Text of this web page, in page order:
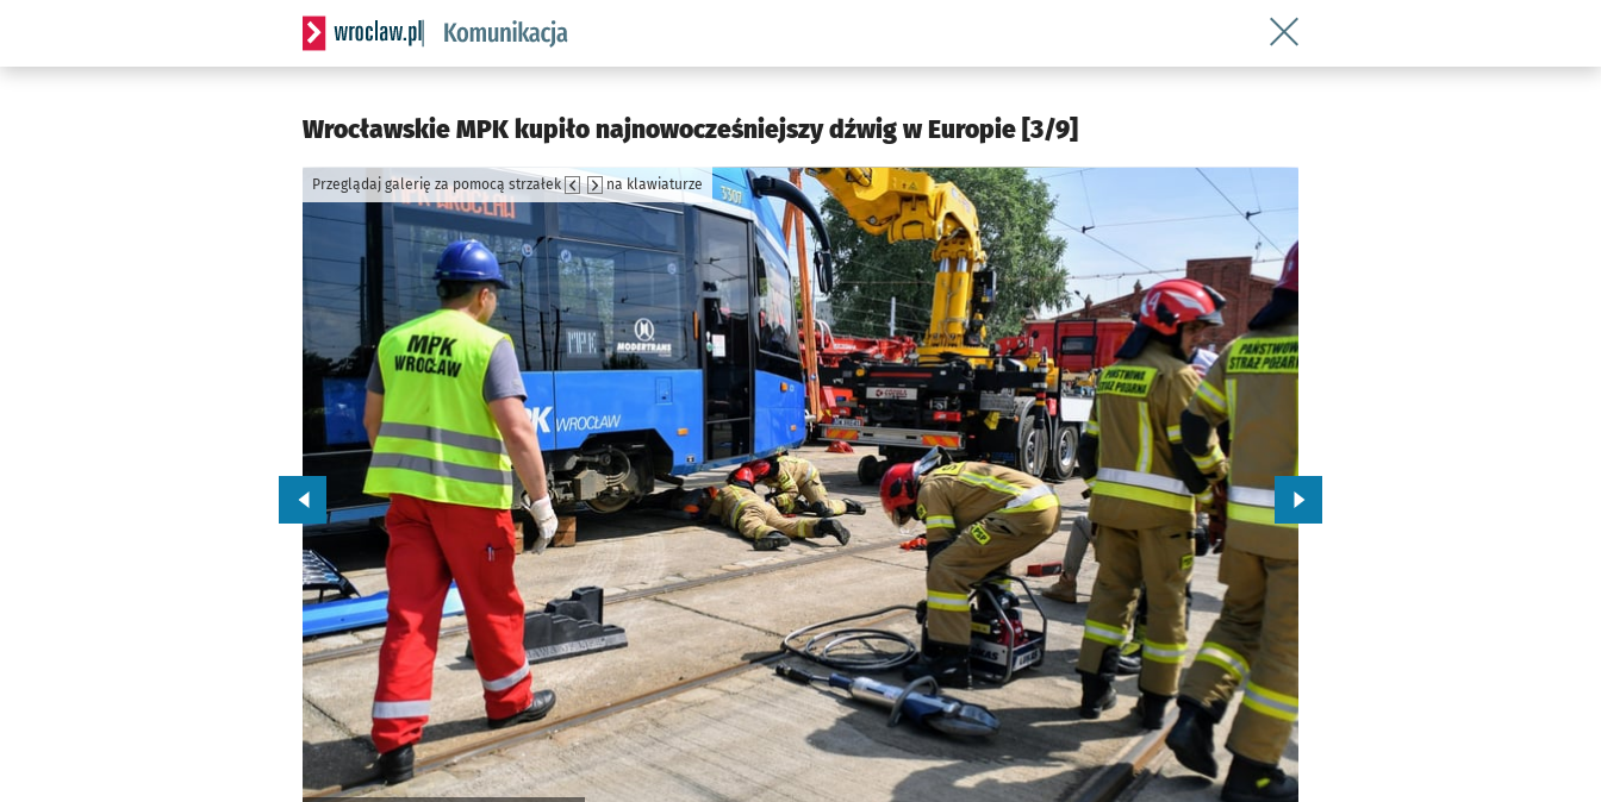
Serwis informacyjny wroclaw.pl podserwis: Komunikacja
Wróć do artykułu Wrocławskie MPK
Wrocławskie MPK kupiło najnowocześniejszy dźwig w Europie [3/9]
Przeglądaj galerię za pomocą strzałek na klawiaturze
Przejdź do poprzedniego zdjęcia. Przejdź do kolejnego zdjęcia.